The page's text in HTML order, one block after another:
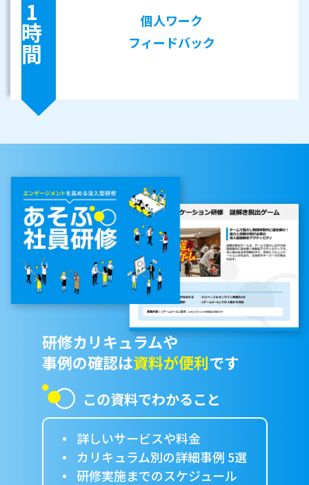
1時間
個人ワーク
フィードバック
研修カリキュラムや
事例の確認は資料が便利です
この資料でわかること
詳しいサービスや料金
カリキュラム別の詳細事例 5選
研修実施までのスケジュール